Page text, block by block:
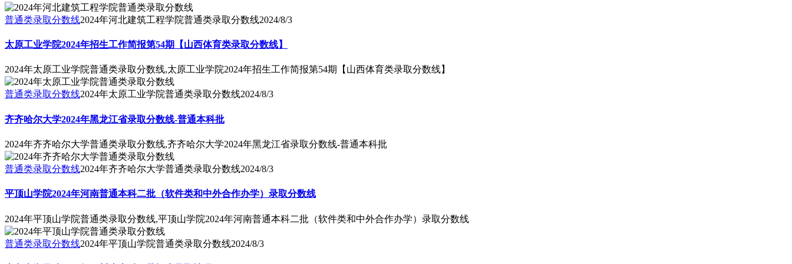
普通类录取分数线2024年河北建筑工程学院普通类录取分数线2024/8/3
太原工业学院2024年招生工作简报第54期【山西体育类录取分数线】
2024年太原工业学院普通类录取分数线,太原工业学院2024年招生工作简报第54期【山西体育类录取分数线】
普通类录取分数线2024年太原工业学院普通类录取分数线2024/8/3
齐齐哈尔大学2024年黑龙江省录取分数线-普通本科批
2024年齐齐哈尔大学普通类录取分数线,齐齐哈尔大学2024年黑龙江省录取分数线-普通本科批
普通类录取分数线2024年齐齐哈尔大学普通类录取分数线2024/8/3
平顶山学院2024年河南普通本科二批（软件类和中外合作办学）录取分数线
2024年平顶山学院普通类录取分数线,平顶山学院2024年河南普通本科二批（软件类和中外合作办学）录取分数线
普通类录取分数线2024年平顶山学院普通类录取分数线2024/8/3